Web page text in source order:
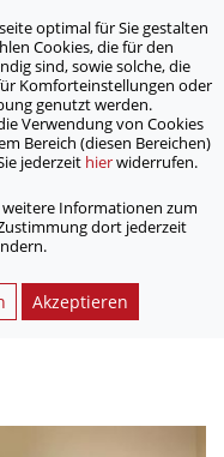
e.V.
für Bonner
Bonner
optimal für Sie gestalten
Cookies, die für den
sind, sowie solche, die
Komforteinstellungen oder
genutzt werden.
Verwendung von Cookies
Bereich (diesen Bereichen)
jederzeit hierwiderrufen.
Informationen zum
dort jederzeit
Akzeptieren